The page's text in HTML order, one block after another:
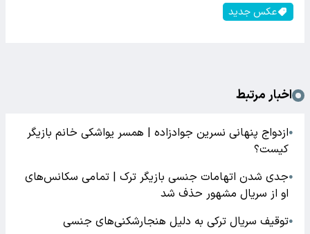
عکس جدید
اخبار مرتبط
●ازدواج پنهانی نسرین جوادزاده | همسر یواشکی خانم بازیگر
کیست؟
●جدی شدن اتهامات جنسی بازیگر ترک | تمامی سکانس‌های
او از سریال مشهور حذف شد
●توقیف سریال ترکی به دلیل هنجارشکنی‌های جنسی